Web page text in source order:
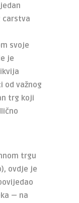
carstva
svoje
je
od važnog
trg koji
trgu
ovdje je
— na